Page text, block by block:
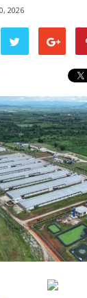
2026